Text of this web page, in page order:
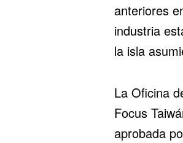
anteriores
industria
la isla
La Oficina
Focus
aprobada